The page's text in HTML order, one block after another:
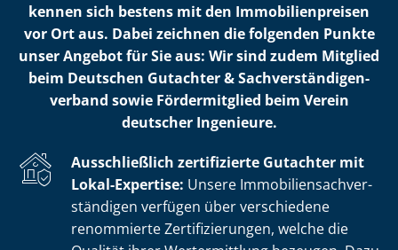
kennen sich bestens mit den Im­mo­bi­li­en­prei­sen
vor Ort aus. Dabei zeichnen die folgenden Punkte
unser Angebot für Sie aus: Wir sind zudem Mitglied
beim Deutschen Gutachter & Sach­ver­stän­di­gen­
ver­band sowie Fördermitglied beim Verein
deutscher Ingenieure.
Ausschließlich zertifizierte Gutachter mit
Lokal-Expertise: Unsere Im­mo­bi­li­en­sach­ver­
stän­di­gen verfügen über verschiedene
renommierte Zer­ti­fi­zie­run­gen, welche die